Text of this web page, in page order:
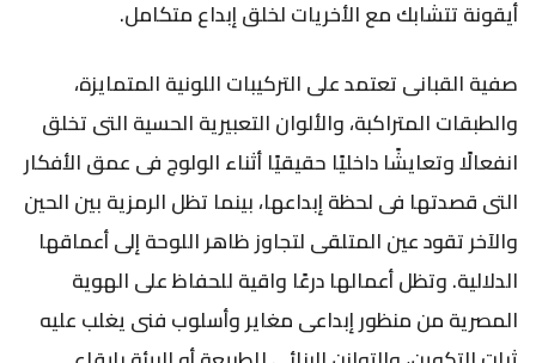
أيقونة تتشابك مع الأخريات لخلق إبداع متكامل.
صفية القبانى تعتمد على التركيبات اللونية المتمايزة،
والطبقات المتراكبة، والألوان التعبيرية الحسية التى تخلق
انفعالًا وتعايشًا داخليًا حقيقيًا أثناء الولوج فى عمق الأفكار
التى قصدتها فى لحظة إبداعها، بينما تظل الرمزية بين الحين
والآخر تقود عين المتلقى لتجاوز ظاهر اللوحة إلى أعماقها
الدلالية. وتظل أعمالها درعًا واقية للحفاظ على الهوية
المصرية من منظور إبداعى مغاير وأسلوب فنى يغلب عليه